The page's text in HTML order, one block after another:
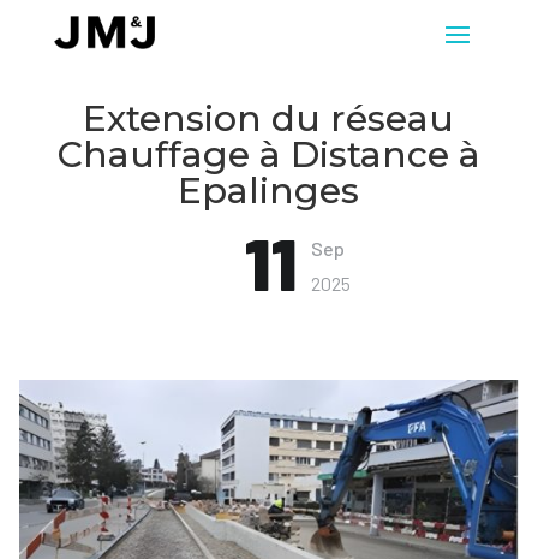
Extension du réseau
Chauffage à Distance à
Epalinges
11
Sep
2025